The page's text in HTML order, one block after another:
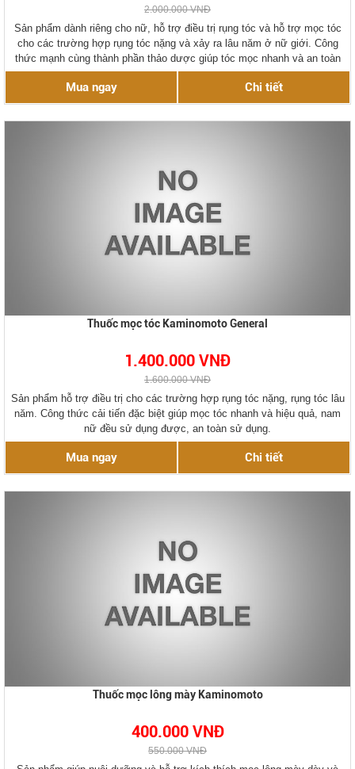
2.000.000 VNĐ
Sản phẩm dành riêng cho nữ, hỗ trợ điều trị rụng tóc và hỗ trợ mọc tóc
cho các trường hợp rụng tóc nặng và xảy ra lâu năm ở nữ giới. Công
thức mạnh cùng thành phần thảo dược giúp tóc mọc nhanh và an toàn
sử dụng.
Mua ngay Chi tiết
Thuốc mọc tóc Kaminomoto General
1.400.000 VNĐ
1.600.000 VNĐ
Sản phẩm hỗ trợ điều trị cho các trường hợp rụng tóc nặng, rụng tóc lâu
năm. Công thức cải tiến đặc biệt giúp mọc tóc nhanh và hiệu quả, nam
nữ đều sử dụng được, an toàn sử dụng.
Mua ngay Chi tiết
Thuốc mọc lông mày Kaminomoto
400.000 VNĐ
550.000 VNĐ